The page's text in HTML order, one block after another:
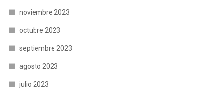
noviembre 2023
octubre 2023
septiembre 2023
agosto 2023
julio 2023